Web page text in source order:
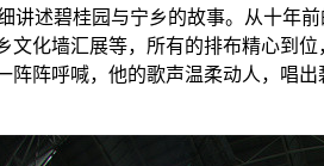
讲述碧桂园与宁乡的故事。从十年
文化墙汇展等，所有的排布精心到
阵阵呼喊，他的歌声温柔动人，唱